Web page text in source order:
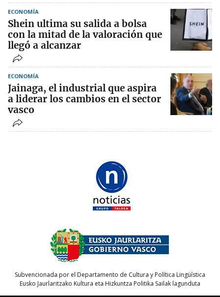
ECONOMÍA
Shein ultima su salida a bolsa
con la mitad de la valoración que
llegó a alcanzar
ECONOMÍA
Jainaga, el industrial que aspira
a liderar los cambios en el sector
vasco
Subvencionada por el Departamento de Cultura y Política Lingüística
Eusko Jaurlaritzako Kultura eta Hizkuntza Politika Sailak lagunduta